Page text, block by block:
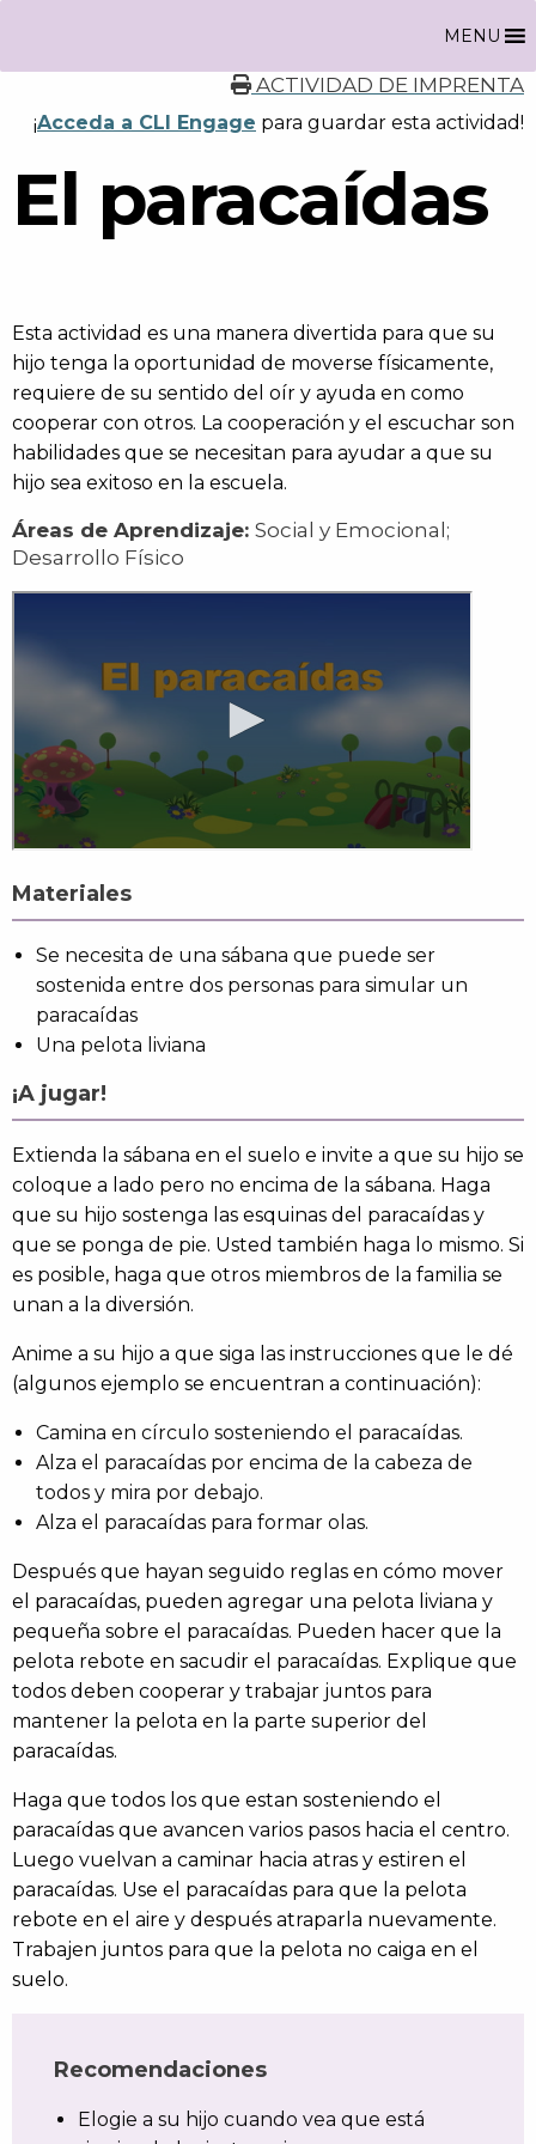
MENU
ACTIVIDAD DE IMPRENTA
¡Acceda a CLI Engage para guardar esta actividad!
El paracaídas
Esta actividad es una manera divertida para que su
hijo tenga la oportunidad de moverse físicamente,
requiere de su sentido del oír y ayuda en como
cooperar con otros. La cooperación y el escuchar son
habilidades que se necesitan para ayudar a que su
hijo sea exitoso en la escuela.
Áreas de Aprendizaje: Social y Emocional;
Desarrollo Físico
Materiales
Se necesita de una sábana que puede ser
sostenida entre dos personas para simular un
paracaídas
Una pelota liviana
¡A jugar!
Extienda la sábana en el suelo e invite a que su hijo se
coloque a lado pero no encima de la sábana. Haga
que su hijo sostenga las esquinas del paracaídas y
que se ponga de pie. Usted también haga lo mismo. Si
es posible, haga que otros miembros de la familia se
unan a la diversión.
Anime a su hijo a que siga las instrucciones que le dé
(algunos ejemplo se encuentran a continuación):
Camina en círculo sosteniendo el paracaídas.
Alza el paracaídas por encima de la cabeza de
todos y mira por debajo.
Alza el paracaídas para formar olas.
Después que hayan seguido reglas en cómo mover
el paracaídas, pueden agregar una pelota liviana y
pequeña sobre el paracaídas. Pueden hacer que la
pelota rebote en sacudir el paracaídas. Explique que
todos deben cooperar y trabajar juntos para
mantener la pelota en la parte superior del
paracaídas.
Haga que todos los que estan sosteniendo el
paracaídas que avancen varios pasos hacia el centro.
Luego vuelvan a caminar hacia atras y estiren el
paracaídas. Use el paracaídas para que la pelota
rebote en el aire y después atraparla nuevamente.
Trabajen juntos para que la pelota no caiga en el
suelo.
Recomendaciones
Elogie a su hijo cuando vea que está